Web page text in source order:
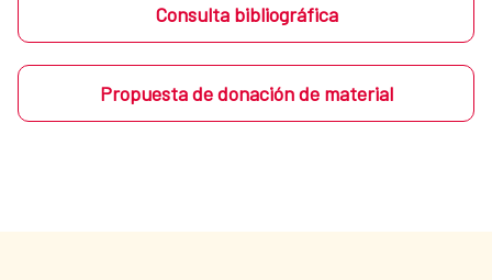
Consulta bibliográfica
Propuesta de donación de material